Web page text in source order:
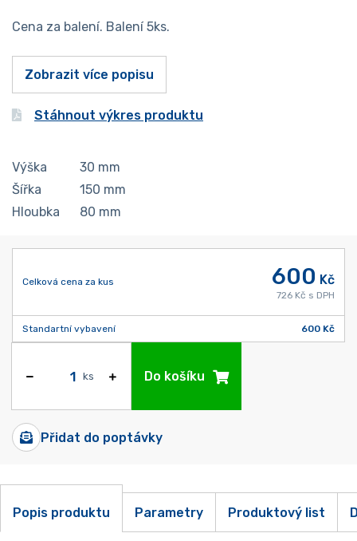
Cena za balení. Balení 5ks.
Zobrazit více popisu
Stáhnout výkres produktu
Výška 30 mm
Šířka
150 mm
Hloubka
80 mm
Celková cena za kus 600 Kč
726 Kč s DPH
Standartní vybavení 600 Kč
ks Do košíku
Přidat do poptávky
Popis produktu Parametry Produktový list